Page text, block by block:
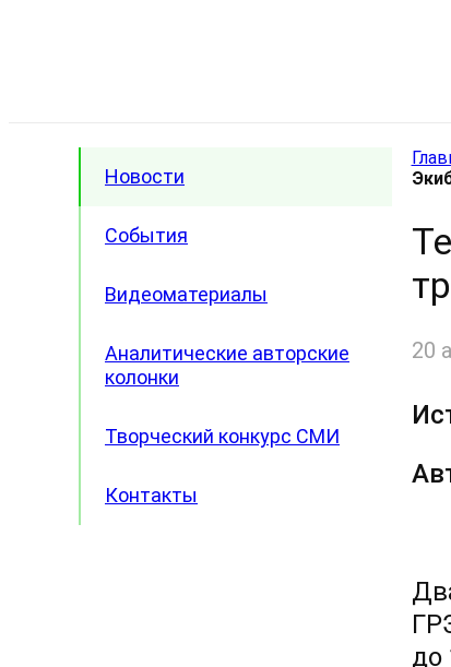
Новости
События
Видеоматериалы
Аналитические авторские
колонки
Творческий конкурс СМИ
Контакты
20
до